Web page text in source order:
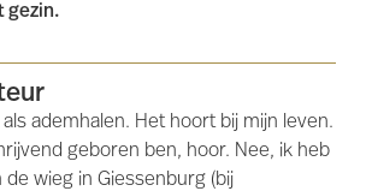
gezin.
ademhalen. Het hoort bij mijn leven.
geboren ben, hoor. Nee, ik heb
de wieg in Giessenburg (bij